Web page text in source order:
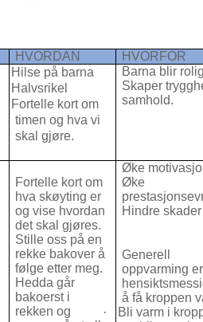
HVORDAN
HVORFOR
Hilse på barna
Halvsrikel
Fortelle kort om
timen og hva vi
skal gjøre.
Barna blir
Skaper
samhold.
Fortelle kort om
hva skøyting er
og vise hvordan
det skal gjøres.
Stille oss på en
rekke bakover å
følge etter meg.
Hedda går
bakoerst i
rekken og
Øke
Øke
Hindre skader
Generell
oppvarming er
å få kroppen
·
Bli varm i